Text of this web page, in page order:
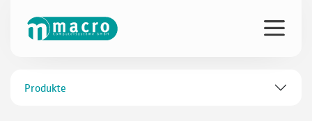
Produkte